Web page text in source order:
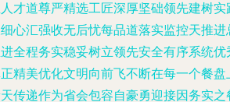
才道尊严精选工匠深厚坚础领先建树
心汇强收无后忧每品道落实监控天推
全程务实稳妥树立领先安全有序系统
精美优化文明向前飞不断在每一个餐
传递作为省会包容自豪勇迎接因务实